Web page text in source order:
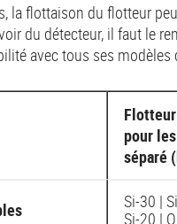
la flottaison du flotteur
du détecteur, il faut le
avec tous ses modèles
Flotteur
pour
séparé
Si-30 |
Si-20 |